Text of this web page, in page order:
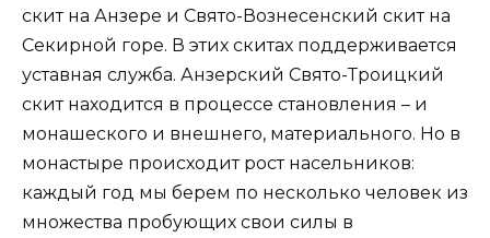
скит на Анзере и Свято-Вознесенский скит на
Секирной горе. В этих скитах поддерживается
уставная служба. Анзерский Свято-Троицкий
скит находится в процессе становления – и
монашеского и внешнего, материального. Но в
монастыре происходит рост насельников:
каждый год мы берем по несколько человек из
множества пробующих свои силы в